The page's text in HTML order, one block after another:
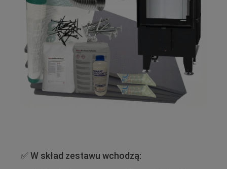
✅ W skład zestawu wchodzą: